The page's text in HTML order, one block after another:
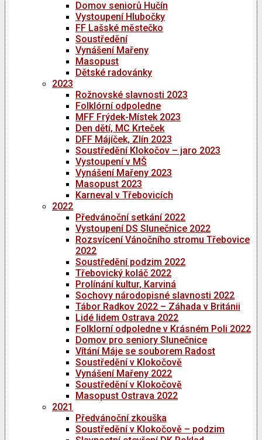
Domov seniorů Hučín
Vystoupení Hlubočky
FF Lašské městečko
Soustředění
Vynášení Mařeny
Masopust
Dětské radovánky
2023
Rožnovské slavnosti 2023
Folklórní odpoledne
MFF Frýdek-Místek 2023
Den dětí, MC Krteček
DFF Májíček, Zlín 2023
Soustředění Klokočov – jaro 2023
Vystoupení v MŠ
Vynášení Mařeny 2023
Masopust 2023
Karneval v Třebovicích
2022
Předvánoční setkání 2022
Vystoupení DS Slunečnice 2022
Rozsvícení Vánočního stromu Třebovice
2022
Soustředění podzim 2022
Třebovický koláč 2022
Prolínání kultur, Karviná
Sochovy národopisné slavnosti 2022
Tábor Radkov 2022 – Záhada v Británii
Lidé lidem Ostrava 2022
Folklorní odpoledne v Krásném Poli 2022
Domov pro seniory Slunečnice
Vítání Máje se souborem Radost
Soustředění v Klokočově
Vynášení Mařeny 2022
Soustředění v Klokočově
Masopust Ostrava 2022
2021
Předvánoční zkouška
Soustředění v Klokočově – podzim